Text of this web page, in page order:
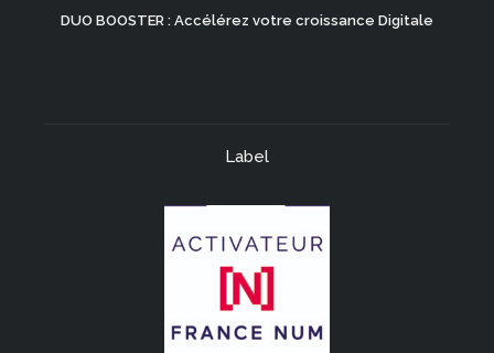
DUO BOOSTER : Accélérez votre croissance Digitale
Label